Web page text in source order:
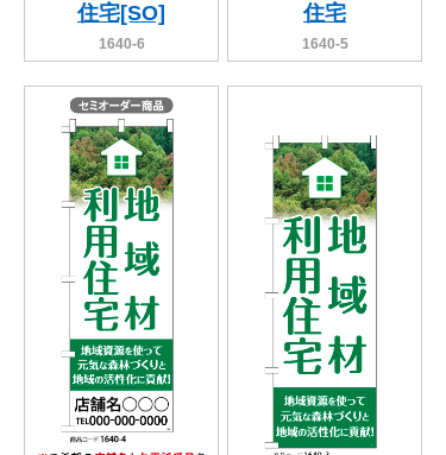
OTHER ITEMS
関連アイテムを見る
ORIGINAL ORDER
オリジナルオーダーについて
住宅[SO]
1640-6
住宅
1640-5